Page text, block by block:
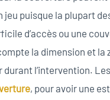
puisque la plupart
d’accès ou une
la dimension et la
l’intervention.
, pour avoir une